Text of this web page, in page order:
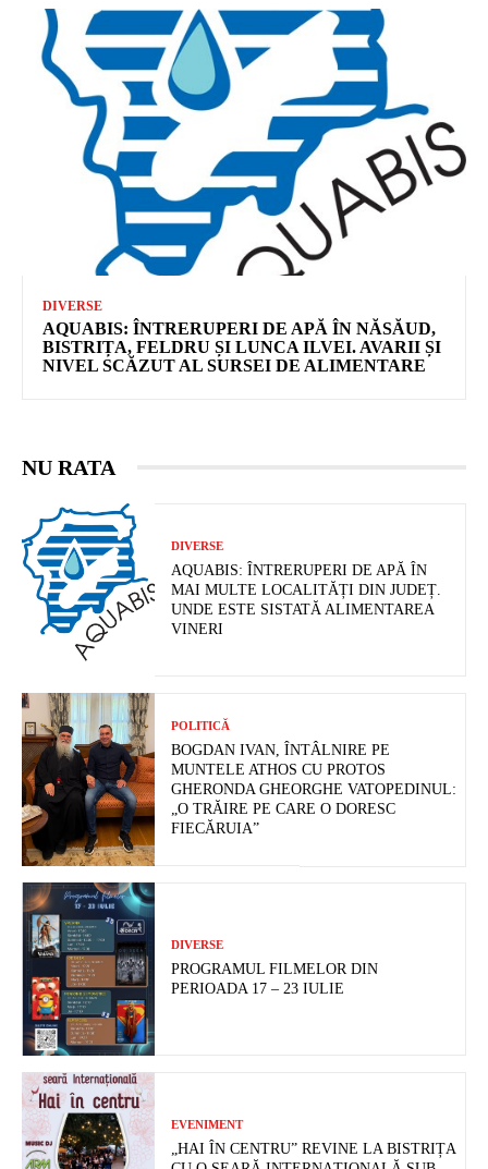
DIVERSE
AQUABIS: ÎNTRERUPERI DE APĂ ÎN NĂSĂUD,
BISTRIȚA, FELDRU ȘI LUNCA ILVEI. AVARII ȘI
NIVEL SCĂZUT AL SURSEI DE ALIMENTARE
NU RATA
DIVERSE
AQUABIS: ÎNTRERUPERI DE APĂ ÎN
MAI MULTE LOCALITĂȚI DIN JUDEȚ.
UNDE ESTE SISTATĂ ALIMENTAREA
VINERI
POLITICĂ
BOGDAN IVAN, ÎNTÂLNIRE PE
MUNTELE ATHOS CU PROTOS
GHERONDA GHEORGHE VATOPEDINUL:
„O TRĂIRE PE CARE O DORESC
FIECĂRUIA”
DIVERSE
PROGRAMUL FILMELOR DIN
PERIOADA 17 – 23 IULIE
EVENIMENT
„HAI ÎN CENTRU” REVINE LA BISTRIȚA